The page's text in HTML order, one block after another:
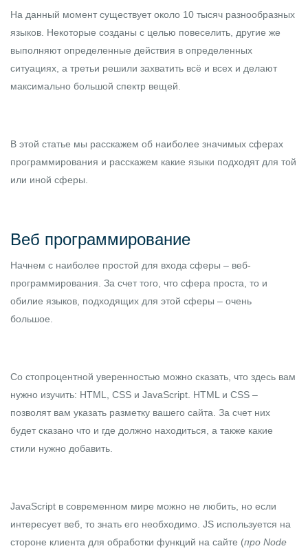
На данный момент существует около 10 тысяч разнообразных
языков. Некоторые созданы с целью повеселить, другие же
выполняют определенные действия в определенных
ситуациях, а третьи решили захватить всё и всех и делают
максимально большой спектр вещей.
В этой статье мы расскажем об наиболее значимых сферах
программирования и расскажем какие языки подходят для той
или иной сферы.
Веб программирование
Начнем с наиболее простой для входа сферы – веб-
программирования. За счет того, что сфера проста, то и
обилие языков, подходящих для этой сферы – очень
большое.
Со стопроцентной уверенностью можно сказать, что здесь вам
нужно изучить: HTML CSS и JavaScript . HTML и CSS –
позволят вам указать разметку вашего сайта. За счет них
будет сказано что и где должно находиться, а также какие
стили нужно добавить.
JavaScript в современном мире можно не любить, но если
интересует веб, то знать его необходимо. JS используется на
стороне клиента для обработки функций на сайте (про Node